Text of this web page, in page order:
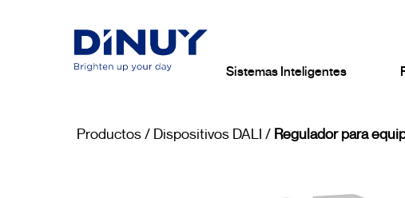
Sistemas Inteligentes
Productos/ Dispositivos DALI / Regulador para